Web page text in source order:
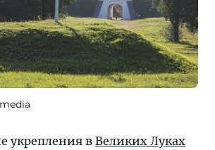
укрепления в Великих Луках